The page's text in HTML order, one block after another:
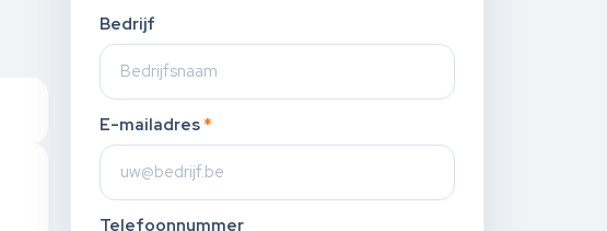
Bedrijf
E-mailadres *
Telefoonnummer